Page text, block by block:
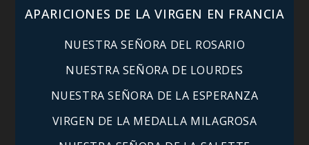
APARICIONES DE LA VIRGEN EN FRANCIA
NUESTRA SEÑORA DEL ROSARIO
NUESTRA SEÑORA DE LOURDES
NUESTRA SEÑORA DE LA ESPERANZA
VIRGEN DE LA MEDALLA MILAGROSA